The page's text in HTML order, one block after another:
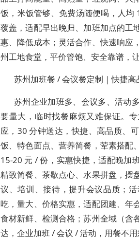
饭，米饭管够、免费汤随便喝，人均
覆盖，适配早出晚归、加班加点的工
惠、降低成本；灵活合作、快速响应
州工地食堂，平价管饱、安全靠谱，
苏州加班餐 / 会议餐定制｜快捷高
苏州企业加班多、会议多、活动
要量大，临时找餐麻烦又难保证。
应，30 分钟送达，快捷、高品质、
饭、特色面点、营养简餐，荤素搭配
15-20 元 / 份，实惠快捷，适配晚加
精致简餐、茶歇点心、水果拼盘，摆
议、培训、接待，提升会议品质；
吃，量大、价格实惠，适配团建、年
食材新鲜、检测合格；苏州全域（含
达，企业加班 / 会议 / 活动，用餐不用